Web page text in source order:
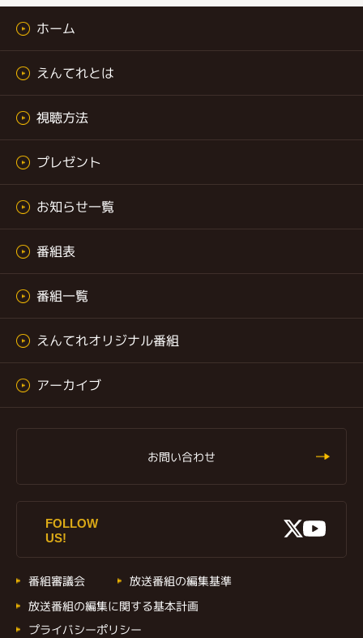
ホーム
えんてれとは
視聴方法
プレゼント
お知らせ一覧
番組表
番組一覧
えんてれオリジナル番組
アーカイブ
お問い合わせ
FOLLOW
US!
X
番組審議会 放送番組の編集基準
放送番組の編集に関する基本計画
プライバシーポリシー